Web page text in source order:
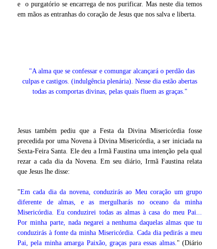
e o purgatório se encarrega de nos purificar. Mas neste dia temos
em mãos as entranhas do coração de Jesus que nos salva e liberta.
"A alma que se confessar e comungar alcançará o perdão das
culpas e castigos. (indulgência plenária). Nesse dia estão abertas
todas as comportas divinas, pelas quais fluem as graças."
Jesus também pediu que a Festa da Divina Misericórdia fosse
precedida por uma Novena à Divina Misericórdia, a ser iniciada na
Sexta-Feira Santa. Ele deu a Irmã Faustina uma intenção pela qual
rezar a cada dia da Novena. Em seu diário, Irmã Faustina relata
que Jesus lhe disse:
"Em cada dia da novena, conduzirás ao Meu coração um grupo
diferente de almas, e as mergulharás no oceano da minha
Misericórdia. Eu conduzirei todas as almas à casa do meu Pai...
Por minha parte, nada negarei a nenhuma daquelas almas que tu
conduzirás à fonte da minha Misericórdia. Cada dia pedirás a meu
Pai, pela minha amarga Paixão, graças para essas almas." (Diário